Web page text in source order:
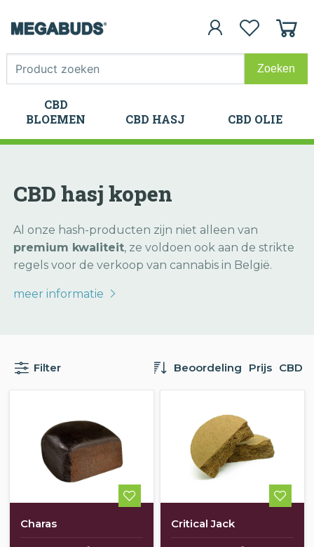
CBD
BLOEMEN
CBD HASJ CBD OLIE
CBD
BLOEMEN
CBD HASJ CBD OLIE
CBD hasj kopen
Al onze hash-producten zijn niet alleen van
premium kwaliteit, ze voldoen ook aan de strikte
regels voor de verkoop van cannabis in België.
meer informatie
Filter Beoordeling Prijs CBD
Charas Critical Jack